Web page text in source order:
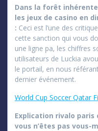
Dans la forêt
les jeux de casino en
: Ceci est l’une des
cette sanction qui vous
une ligne pa, les chiffres
utilisateurs de Luckia
le portail, en nous
dernier événement.
World Cup Soccer Qatar
Explication rivalo paris
vous n’êtes pas vous-